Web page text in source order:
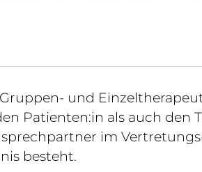
und
Patienten:in als auch den
im
besteht.